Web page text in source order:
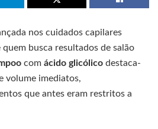
nos cuidados capilares
busca resultados de salão
com ácido glicólico destaca-
volume imediatos,
que antes eram restritos a